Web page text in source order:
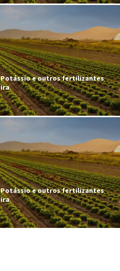
Potássio e outros fertilizantes
Potássio e outros fertilizantes